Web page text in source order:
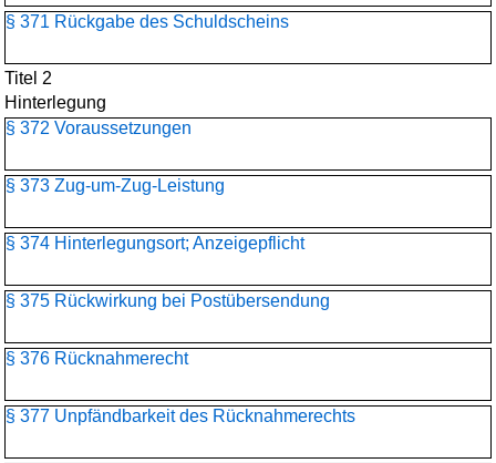
§ 371 Rückgabe des Schuldscheins
Titel 2
Hinterlegung
§ 372 Voraussetzungen
§ 373 Zug-um-Zug-Leistung
§ 374 Hinterlegungsort; Anzeigepflicht
§ 375 Rückwirkung bei Postübersendung
§ 376 Rücknahmerecht
§ 377 Unpfändbarkeit des Rücknahmerechts